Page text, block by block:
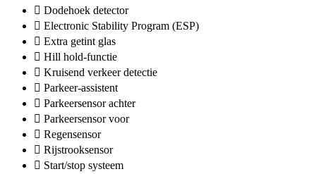
Dodehoek detector
Electronic Stability Program (ESP)
Extra getint glas
Hill hold-functie
Kruisend verkeer detectie
Parkeer-assistent
Parkeersensor achter
Parkeersensor voor
Regensensor
Rijstrooksensor
Start/stop systeem